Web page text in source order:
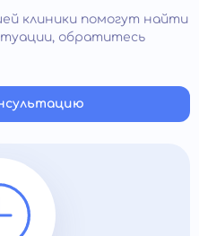
клиники помогут найти
обратитесь